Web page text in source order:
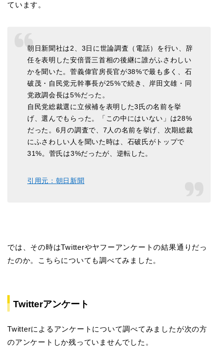
ています。
朝日新聞社は2、3日に世論調査（電話）を行い、辞
任を表明した安倍晋三首相の後継に誰がふさわしい
かを聞いた。菅義偉官房長官が38%で最も多く、石
破茂・自民党元幹事長が25%で続き、岸田文雄・同
党政調会長は5%だった。
自民党総裁選に立候補を表明した3氏の名前を挙
げ、選んでもらった。「この中にはいない」は28%
だった。6月の調査で、7人の名前を挙げ、次期総裁
にふさわしい人を聞いた時は、石破氏がトップで
31%。菅氏は3%だったが、逆転した。
引用元：朝日新聞
では、その時はTwitterやヤフーアンケートの結果通りだっ
たのか。こちらについても調べてみました。
Twitterアンケート
Twitterによるアンケートについて調べてみましたが次の方
のアンケートしか残っていませんでした。